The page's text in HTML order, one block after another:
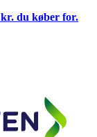
du køber for.